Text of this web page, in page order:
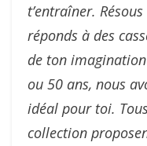
t’entraîner.
réponds à des
de ton
ou 50 ans, nous
idéal pour toi.
collection